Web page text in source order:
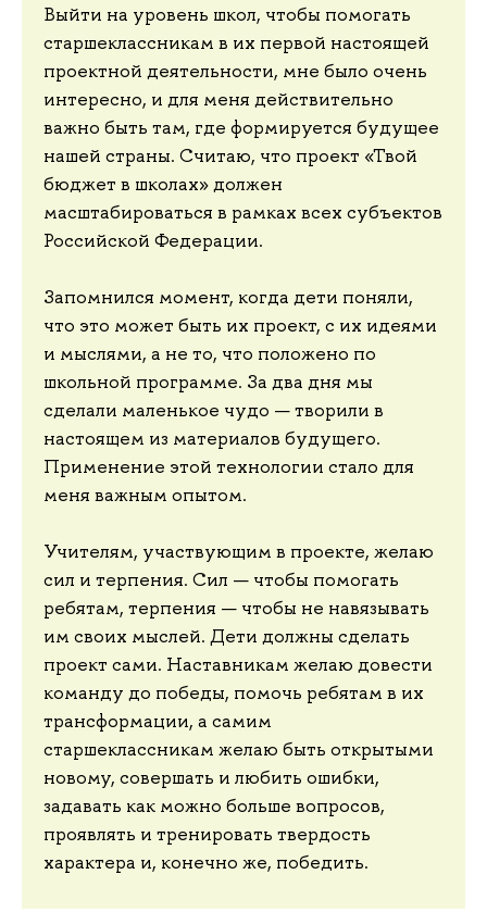
Выйти на уровень школ, чтобы помогать
старшеклассникам в их первой настоящей
проектной деятельности, мне было очень
интересно, и для меня действительно
важно быть там, где формируется будущее
нашей страны. Считаю, что проект «Твой
бюджет в школах» должен
масштабироваться в рамках всех субъектов
Российской Федерации.
Запомнился момент, когда дети поняли,
что это может быть их проект, с их идеями
и мыслями, а не то, что положено по
школьной программе. За два дня мы
сделали маленькое чудо — творили в
настоящем из материалов будущего.
Применение этой технологии стало для
меня важным опытом.
Учителям, участвующим в проекте, желаю
сил и терпения. Сил — чтобы помогать
ребятам, терпения — чтобы не навязывать
им своих мыслей. Дети должны сделать
проект сами. Наставникам желаю довести
команду до победы, помочь ребятам в их
трансформации, а самим
старшеклассникам желаю быть открытыми
новому, совершать и любить ошибки,
задавать как можно больше вопросов,
проявлять и тренировать твердость
характера и, конечно же, победить.